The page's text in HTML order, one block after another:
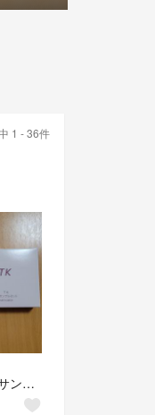
1 - 36件
MENARD TK 6点サンプルセット